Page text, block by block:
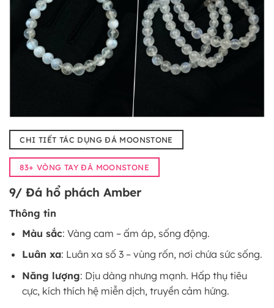
CHI TIẾT TÁC DỤNG ĐÁ MOONSTONE
83+ VÒNG TAY ĐÁ MOONSTONE
9/ Đá hổ phách Amber
Thông tin
Màu sắc: Vàng cam – ấm áp, sống động.
Luân xa: Luân xa số 3 – vùng rốn, nơi chứa sức sống.
Năng lượng: Dịu dàng nhưng mạnh. Hấp thụ tiêu
cực, kích thích hệ miễn dịch, truyền cảm hứng.